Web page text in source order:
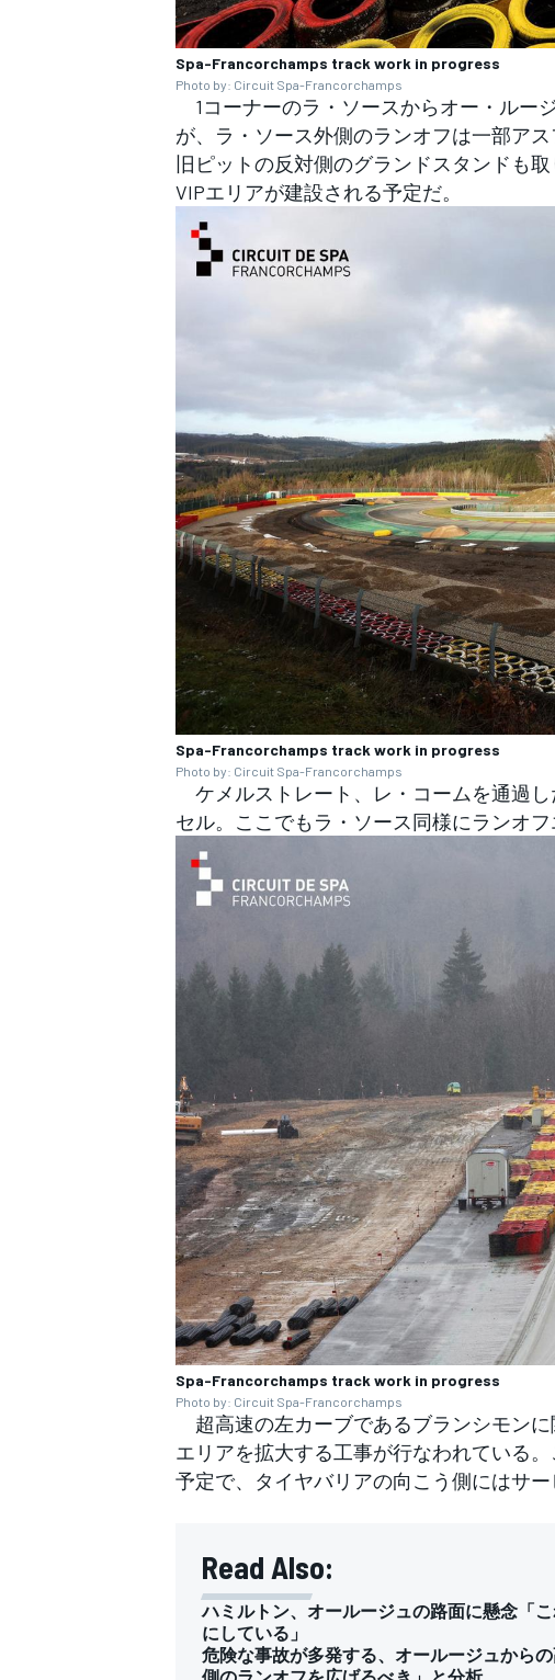
すべてのカテゴリー
Spa-Francorchamps track work in progress
Photo by: Circuit Spa-Francorchamps
1コーナーのラ・ソースからオー・ルー
が、ラ・ソース外側のランオフは一部ア
旧ピットの反対側のグランドスタンドも
VIPエリアが建設される予定だ。
Spa-Francorchamps track work in progress
Photo by: Circuit Spa-Francorchamps
ケメルストレート、レ・コームを通過
セル。ここでもラ・ソース同様にランオ
Spa-Francorchamps track work in progress
Photo by: Circuit Spa-Francorchamps
超高速の左カーブであるブランシモン
エリアを拡大する工事が行なわれている
予定で、タイヤバリアの向こう側にはサー
Read Also:
ハミルトン、オールージュの路面に懸念「
にしている」
危険な事故が多発する、オールージュから